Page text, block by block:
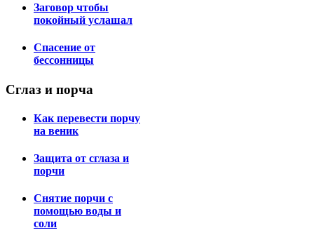
Заговор чтобы
покойный услашал
Спасение от
бессонницы
Сглаз и порча
Как перевести порчу
на веник
Защита от сглаза и
порчи
Снятие порчи с
помощью воды и
соли